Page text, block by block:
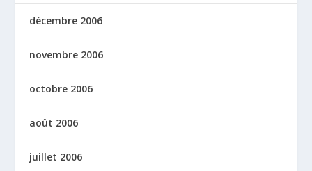
décembre 2006
novembre 2006
octobre 2006
août 2006
juillet 2006